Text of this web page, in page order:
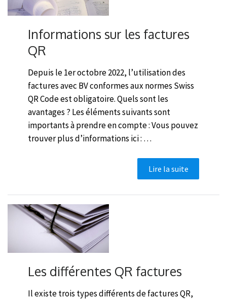
Informations sur les factures
QR
Depuis le 1er octobre 2022, l’utilisation des
factures avec BV conformes aux normes Swiss
QR Code est obligatoire. Quels sont les
avantages ? Les éléments suivants sont
importants à prendre en compte : Vous pouvez
trouver plus d’informations ici : …
Lire la suite
Les différentes QR factures
Il existe trois types différents de factures QR,